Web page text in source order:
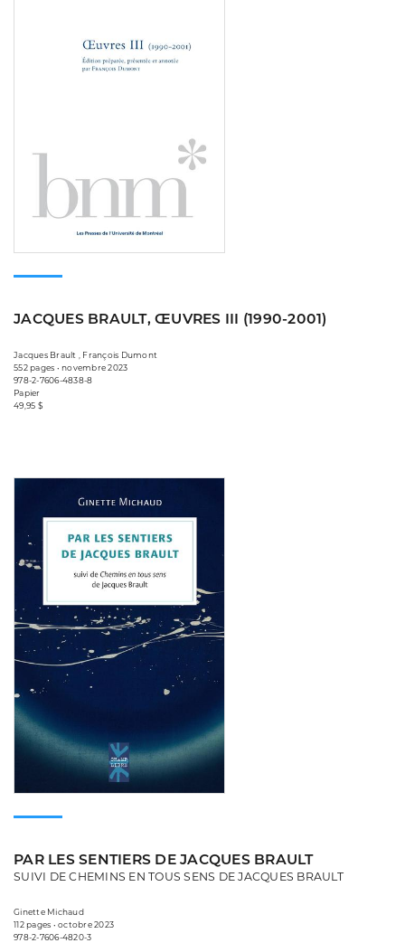
JACQUES BRAULT, ŒUVRES III (1990-2001)
Jacques Brault , François Dumont
552 pages • novembre 2023
978-2-7606-4838-8
Papier
49,95 $
PAR LES SENTIERS DE JACQUES BRAULT
SUIVI DE CHEMINS EN TOUS SENS DE JACQUES BRAULT
Ginette Michaud
112 pages • octobre 2023
978-2-7606-4820-3